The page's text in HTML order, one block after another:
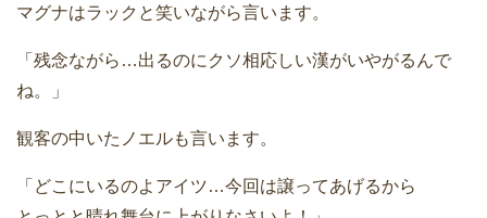
マグナはラックと笑いながら言います。
「残念ながら…出るのにクソ相応しい漢がいやがるんで
ね。」
観客の中いたノエルも言います。
「どこにいるのよアイツ…今回は譲ってあげるから